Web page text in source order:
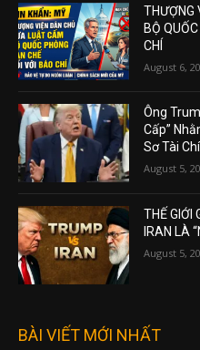
THƯỢNG
BỘ
CHÍ
August 6,
Ông
Cấp”
Sơ Tài
August 5,
THẾ GIỚI
IRAN LÀ
August 5,
BÀI VIẾT MỚI NHẤT